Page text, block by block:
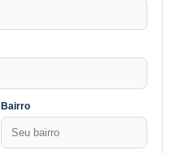
Bairro